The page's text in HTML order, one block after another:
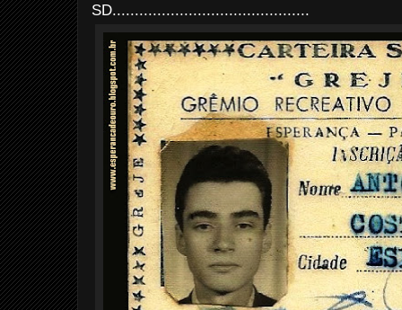
SD............................................